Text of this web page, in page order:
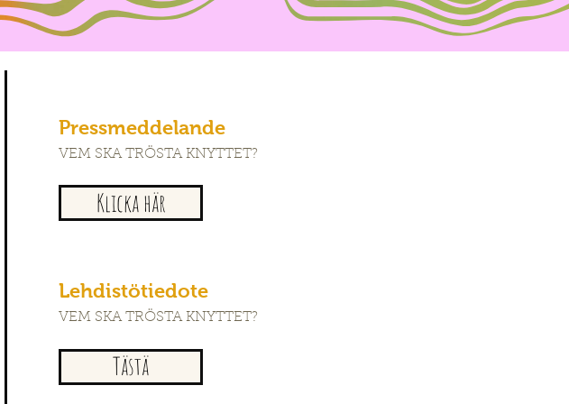
Pressmeddelande
VEM SKA TRÖSTA KNYTTET?
Klicka här
Lehdistötiedote
VEM SKA TRÖSTA KNYTTET?
Tästä